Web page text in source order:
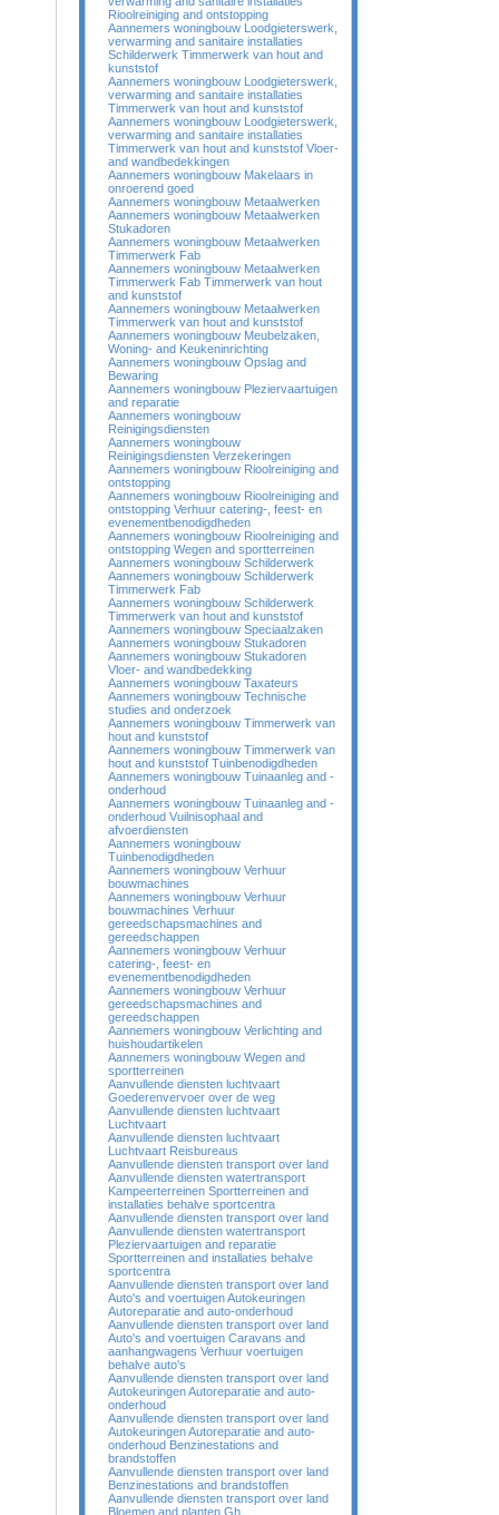
Rioolreiniging and ontstopping
Aannemers woningbouw Loodgieterswerk,
verwarming and sanitaire installaties
Schilderwerk Timmerwerk van hout and
kunststof
Aannemers woningbouw Loodgieterswerk,
verwarming and sanitaire installaties
Timmerwerk van hout and kunststof
Aannemers woningbouw Loodgieterswerk,
verwarming and sanitaire installaties
Timmerwerk van hout and kunststof Vloer-
and wandbedekkingen
Aannemers woningbouw Makelaars in
onroerend goed
Aannemers woningbouw Metaalwerken
Aannemers woningbouw Metaalwerken
Stukadoren
Aannemers woningbouw Metaalwerken
Timmerwerk Fab
Aannemers woningbouw Metaalwerken
Timmerwerk Fab Timmerwerk van hout
and kunststof
Aannemers woningbouw Metaalwerken
Timmerwerk van hout and kunststof
Aannemers woningbouw Meubelzaken,
Woning- and Keukeninrichting
Aannemers woningbouw Opslag and
Bewaring
Aannemers woningbouw Pleziervaartuigen
and reparatie
Aannemers woningbouw
Reinigingsdiensten
Aannemers woningbouw
Reinigingsdiensten Verzekeringen
Aannemers woningbouw Rioolreiniging and
ontstopping
Aannemers woningbouw Rioolreiniging and
ontstopping Verhuur catering-, feest- en
evenementbenodigdheden
Aannemers woningbouw Rioolreiniging and
ontstopping Wegen and sportterreinen
Aannemers woningbouw Schilderwerk
Aannemers woningbouw Schilderwerk
Timmerwerk Fab
Aannemers woningbouw Schilderwerk
Timmerwerk van hout and kunststof
Aannemers woningbouw Speciaalzaken
Aannemers woningbouw Stukadoren
Aannemers woningbouw Stukadoren
Vloer- and wandbedekking
Aannemers woningbouw Taxateurs
Aannemers woningbouw Technische
studies and onderzoek
Aannemers woningbouw Timmerwerk van
hout and kunststof
Aannemers woningbouw Timmerwerk van
hout and kunststof Tuinbenodigdheden
Aannemers woningbouw Tuinaanleg and -
onderhoud
Aannemers woningbouw Tuinaanleg and -
onderhoud Vuilnisophaal and
afvoerdiensten
Aannemers woningbouw
Tuinbenodigdheden
Aannemers woningbouw Verhuur
bouwmachines
Aannemers woningbouw Verhuur
bouwmachines Verhuur
gereedschapsmachines and
gereedschappen
Aannemers woningbouw Verhuur
catering-, feest- en
evenementbenodigdheden
Aannemers woningbouw Verhuur
gereedschapsmachines and
gereedschappen
Aannemers woningbouw Verlichting and
huishoudartikelen
Aannemers woningbouw Wegen and
sportterreinen
Aanvullende diensten luchtvaart
Goederenvervoer over de weg
Aanvullende diensten luchtvaart
Luchtvaart
Aanvullende diensten luchtvaart
Luchtvaart Reisbureaus
Aanvullende diensten transport over land
Aanvullende diensten watertransport
Kampeerterreinen Sportterreinen and
installaties behalve sportcentra
Aanvullende diensten transport over land
Aanvullende diensten watertransport
Pleziervaartuigen and reparatie
Sportterreinen and installaties behalve
sportcentra
Aanvullende diensten transport over land
Auto's and voertuigen Autokeuringen
Autoreparatie and auto-onderhoud
Aanvullende diensten transport over land
Auto's and voertuigen Caravans and
aanhangwagens Verhuur voertuigen
behalve auto's
Aanvullende diensten transport over land
Autokeuringen Autoreparatie and auto-
onderhoud
Aanvullende diensten transport over land
Autokeuringen Autoreparatie and auto-
onderhoud Benzinestations and
brandstoffen
Aanvullende diensten transport over land
Benzinestations and brandstoffen
Aanvullende diensten transport over land
Bloemen and planten Gh